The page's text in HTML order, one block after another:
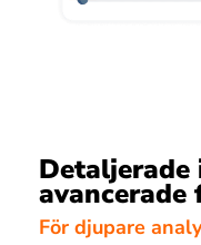
Detaljerade
För djupare